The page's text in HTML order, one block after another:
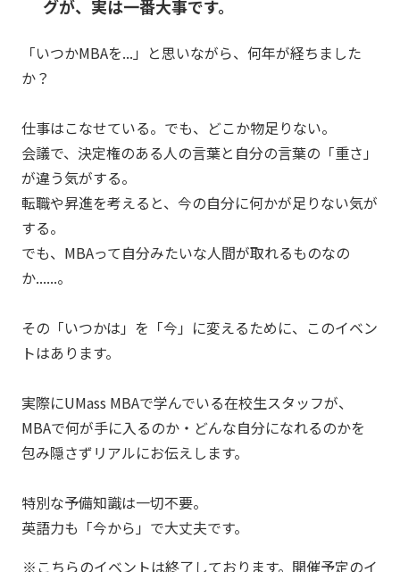
グが、実は一番大事です。
「いつかMBAを...」と思いながら、何年が経ちました
か？
仕事はこなせている。でも、どこか物足りない。
会議で、決定権のある人の言葉と自分の言葉の「重さ」
が違う気がする。
転職や昇進を考えると、今の自分に何かが足りない気が
する。
でも、MBAって自分みたいな人間が取れるものなの
か......。
その「いつかは」を「今」に変えるために、このイベン
トはあります。
実際にUMass MBAで学んでいる在校生スタッフが、
MBAで何が手に入るのか・どんな自分になれるのかを
包み隠さずリアルにお伝えします。
特別な予備知識は一切不要。
英語力も「今から」で大丈夫です。
※こちらのイベントは終了しております。開催予定のイ